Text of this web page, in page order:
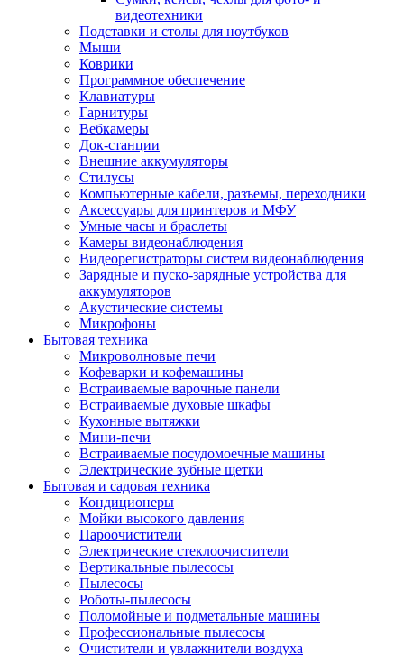
видеотехники
Подставки и столы для ноутбуков
Мыши
Коврики
Программное обеспечение
Клавиатуры
Гарнитуры
Вебкамеры
Док-станции
Внешние аккумуляторы
Стилусы
Компьютерные кабели, разъемы, переходники
Аксессуары для принтеров и МФУ
Умные часы и браслеты
Камеры видеонаблюдения
Видеорегистраторы систем видеонаблюдения
Зарядные и пуско-зарядные устройства для
аккумуляторов
Акустические системы
Микрофоны
Бытовая техника
Микроволновые печи
Кофеварки и кофемашины
Встраиваемые варочные панели
Встраиваемые духовые шкафы
Кухонные вытяжки
Мини-печи
Встраиваемые посудомоечные машины
Электрические зубные щетки
Бытовая и садовая техника
Кондиционеры
Мойки высокого давления
Пароочистители
Электрические стеклоочистители
Вертикальные пылесосы
Пылесосы
Роботы-пылесосы
Поломойные и подметальные машины
Профессиональные пылесосы
Очистители и увлажнители воздуха